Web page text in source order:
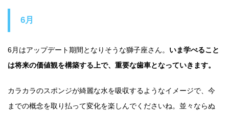
6月
6月はアップデート期間となりそうな獅子座さん。 いま学べること
は将来の価値観を構築する上で、重要な歯車となっていきます。
カラカラのスポンジが綺麗な水を吸収するようなイメージで、今
までの概念を取り払って変化を楽しんでくださいね。並々ならぬ